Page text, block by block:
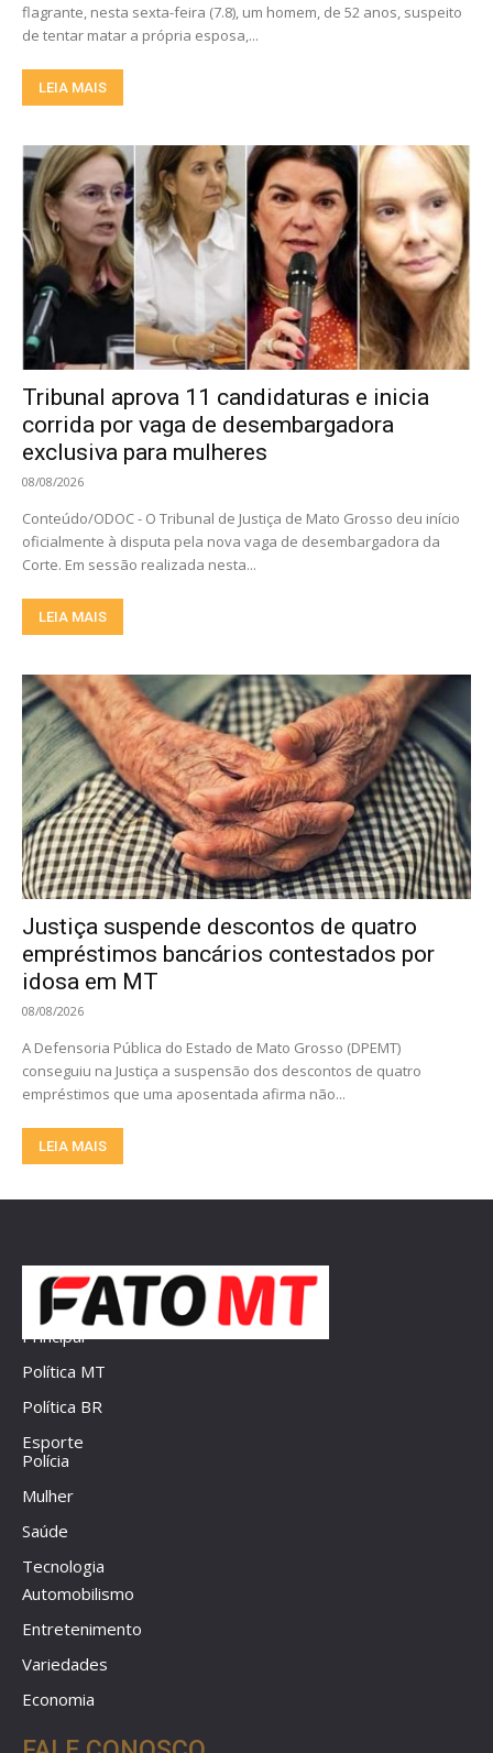
flagrante, nesta sexta-feira (7.8), um homem, de 52 anos, suspeito
de tentar matar a própria esposa,...
LEIA MAIS
Tribunal aprova 11 candidaturas e inicia
corrida por vaga de desembargadora
exclusiva para mulheres
08/08/2026
Conteúdo/ODOC - O Tribunal de Justiça de Mato Grosso deu início
oficialmente à disputa pela nova vaga de desembargadora da
Corte. Em sessão realizada nesta...
LEIA MAIS
Justiça suspende descontos de quatro
empréstimos bancários contestados por
idosa em MT
08/08/2026
A Defensoria Pública do Estado de Mato Grosso (DPEMT)
conseguiu na Justiça a suspensão dos descontos de quatro
empréstimos que uma aposentada afirma não...
LEIA MAIS
Principal
Política MT
Política BR
Esporte
Polícia
Mulher
Saúde
Tecnologia
Automobilismo
Entretenimento
Variedades
Economia